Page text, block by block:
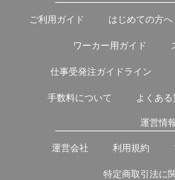
ご利用ガイド はじめての方へ
ワーカー用ガイド
仕事受発注ガイドライン
手数料について よくある
運営情
運営会社 利用規約
特定商取引法に